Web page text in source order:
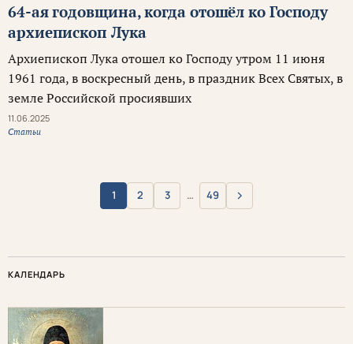
64-ая годовщина, когда отошёл ко Господу
архиепископ Лука
Архиепископ Лука отошел ко Господу утром 11 июня
1961 года, в воскресный день, в праздник Всех Святых, в
земле Российской просиявших
11.06.2025
Статьи
1 2 3 … 49 Вперёд
›
КАЛЕНДАРЬ